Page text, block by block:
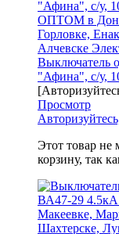
Выключатель
"Афина", с/у,
Просмотр
Этот товар не
корзину, так